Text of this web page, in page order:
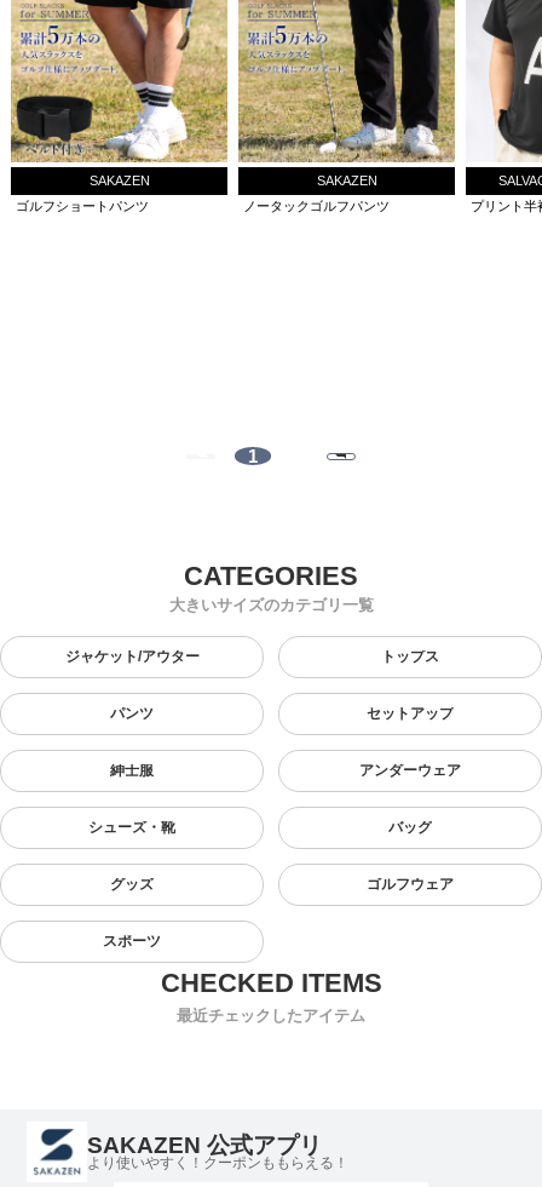
SAKAZEN
ゴルフショートパンツ
SAKAZEN
ノータックゴルフパンツ
プリント半
1
大きいサイズのカテゴリ一覧
ジャケット/アウター トップス
パンツ セットアップ
紳士服 アンダーウェア
シューズ・靴 バッグ
グッズ ゴルフウェア
スポーツ
最近チェックしたアイテム
SAKAZEN 公式アプリ
より使いやすく！クーポンももらえる！